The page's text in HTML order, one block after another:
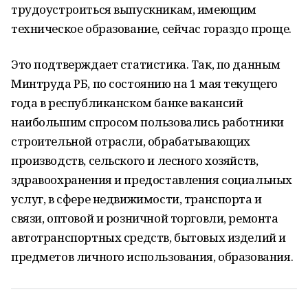
трудоустроиться выпускникам, имеющим
техническое образование, сейчас гораздо проще.
Это подтверждает статистика. Так, по данным
Минтруда РБ, по состоянию на 1 мая текущего
года в республиканском банке вакансий
наибольшим спросом пользовались работники
строительной отрасли, обрабатывающих
производств, сельского и лесного хозяйств,
здравоохранения и предоставления социальных
услуг, в сфере недвижимости, транспорта и
связи, оптовой и розничной торговли, ремонта
автотранспортных средств, бытовых изделий и
предметов личного использования, образования.